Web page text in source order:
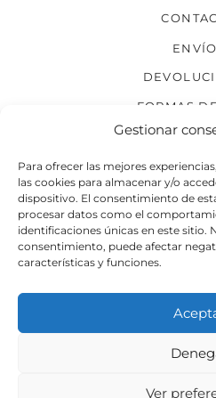
Gestionar
Para ofrecer las mejores
las cookies para almacenar y/o
dispositivo. El consentimiento de
procesar datos como el
identificaciones únicas en este sitio.
consentimiento, puede afectar
características y funciones.
Ver
FORMAS
Condiciones